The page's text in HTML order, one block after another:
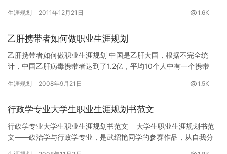
生涯规划 2011年12月21日 1.6K
乙肝携带者如何做职业生涯规划
乙肝携带者如何做职业生涯规划 中国是乙肝大国，根据不完全统
计，中国乙肝病毒携带者达到了1.2亿，平均10个人中有一个携带
同…
生涯规划 2008年9月21日 1.5K
行政学专业大学生职业生涯规划书范文
行政学专业大学生职业生涯规划书范文 大学生职业生涯规划书范
文——政治学与行政学专业，是武绍艳同学的参赛作品，从自我分